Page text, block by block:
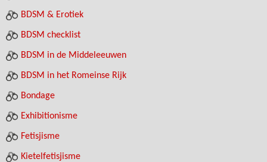
BDSM & Erotiek
BDSM checklist
BDSM in de Middeleeuwen
BDSM in het Romeinse Rijk
Bondage
Exhibitionisme
Fetisjisme
Kietelfetisjisme